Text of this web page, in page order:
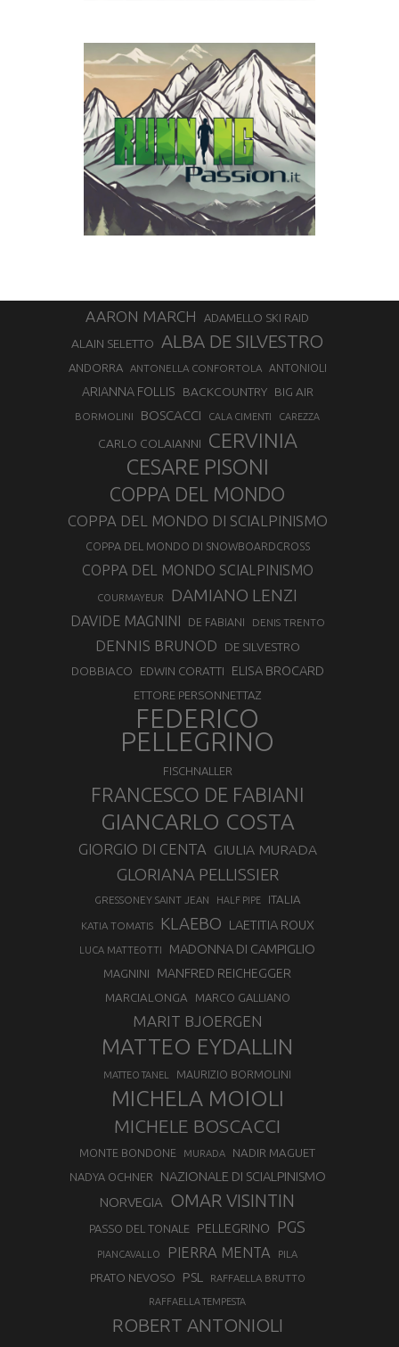
AARON MARCH ADAMELLO SKI RAID
ALAIN SELETTO ALBA DE SILVESTRO
ANDORRA ANTONELLA CONFORTOLA ANTONIOLI
ARIANNA FOLLIS BACKCOUNTRY BIG AIR
BORMOLINI BOSCACCI CALA CIMENTI CAREZZA
CARLO COLAIANNI CERVINIA
CESARE PISONI
COPPA DEL MONDO
COPPA DEL MONDO DI SCIALPINISMO
COPPA DEL MONDO DI SNOWBOARDCROSS
COPPA DEL MONDO SCIALPINISMO
COURMAYEUR DAMIANO LENZI
DAVIDE MAGNINI DE FABIANI DENIS TRENTO
DENNIS BRUNOD DE SILVESTRO
DOBBIACO EDWIN CORATTI ELISA BROCARD
ETTORE PERSONNETTAZ
FEDERICO
PELLEGRINO
FISCHNALLER
FRANCESCO DE FABIANI
GIANCARLO COSTA
GIORGIO DI CENTA GIULIA MURADA
GLORIANA PELLISSIER
GRESSONEY SAINT JEAN HALF PIPE ITALIA
KATIA TOMATIS KLAEBO LAETITIA ROUX
LUCA MATTEOTTI MADONNA DI CAMPIGLIO
MAGNINI MANFRED REICHEGGER
MARCIALONGA MARCO GALLIANO
MARIT BJOERGEN
MATTEO EYDALLIN
MATTEO TANEL MAURIZIO BORMOLINI
MICHELA MOIOLI
MICHELE BOSCACCI
MONTE BONDONE MURADA NADIR MAGUET
NADYA OCHNER
NAZIONALE DI SCIALPINISMO
NORVEGIA
OMAR VISINTIN
PASSO DEL TONALE PELLEGRINO PGS
PIANCAVALLO PIERRA MENTA PILA
PRATO NEVOSO PSL RAFFAELLA BRUTTO
RAFFAELLA TEMPESTA
ROBERT ANTONIOLI